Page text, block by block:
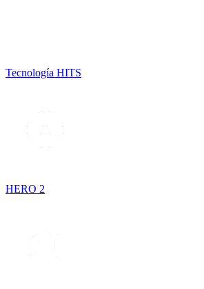
Tecnología HITS
HERO 2